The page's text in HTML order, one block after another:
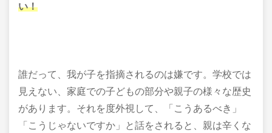
い！
誰だって、我が子を指摘されるのは嫌です。学校では
見えない、家庭での子どもの部分や親子の様々な歴史
があります。それを度外視して、「こうあるべき」
「こうじゃないですか」と話をされると、親は辛くな